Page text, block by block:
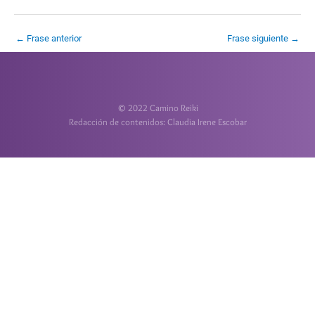
← Frase anterior Frase siguiente →
© 2022 Camino Reiki
Redacción de contenidos: Claudia Irene Escobar